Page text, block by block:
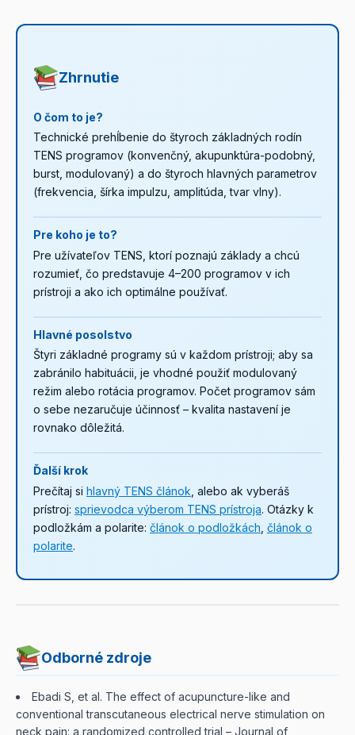
prepínať: napr. 15 min konvenčný, potom 15 min
kontrakcie za účelom posilnenia alebo regenerácie.
MENS – rozdiely
obsahuje kladnú aj zápornú fázu. "Kompenzovaný"
takže nevzniká elektrochemické hromadenie pod kožou
(kyslé/zásadité reakcie). To zaručuje bezpečné
elektródy.
Zhrnutie
O čom to je?
Technické prehĺbenie do štyroch základných rodín
TENS programov (konvenčný, akupunktúra-podobný,
burst, modulovaný) a do štyroch hlavných parametrov
(frekvencia, šírka impulzu, amplitúda, tvar vlny).
Pre koho je to?
Pre užívateľov TENS, ktorí poznajú základy a chcú
rozumieť, čo predstavuje 4–200 programov v ich
prístroji a ako ich optimálne používať.
Hlavné posolstvo
Štyri základné programy sú v každom prístroji; aby sa
zabránilo habituácii, je vhodné použiť modulovaný
režim alebo rotácia programov. Počet programov sám
o sebe nezaručuje účinnosť – kvalita nastavení je
rovnako dôležitá.
Ďalší krok
Prečítaj si hlavný TENS článok , alebo ak vyberáš
prístroj: sprievodca výberom TENS prístroja. Otázky k
podložkám a polarite: článok o podložkách článok o
polarite.
Odborné zdroje
Ebadi S, et al. The effect of acupuncture-like and
conventional transcutaneous electrical nerve stimulation on
neck pain: a randomized controlled trial – Journal of